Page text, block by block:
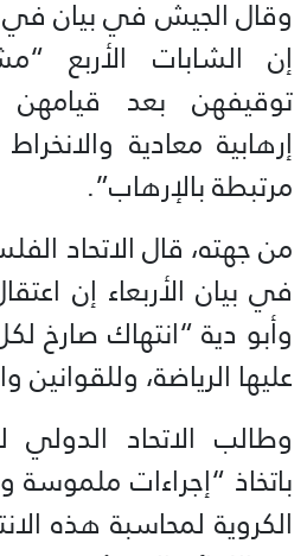
وقال الجيش في بيان في
إن الشابات الأربع
توقيفهن بعد قيامهن
إرهابية معادية
مرتبطة بالإرهاب”.
من جهته، قال الاتحاد
في بيان الأربعاء إن
وأبو دية “انتهاك صارخ
عليها الرياضة، وللقوانين
وطالب الاتحاد الدولي
باتخاذ “إجراءات
الكروية لمحاسبة هذه